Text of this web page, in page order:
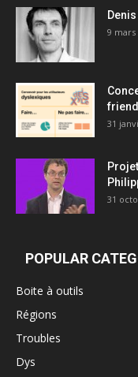
9 mars
31
31
POPULAR
Boite à outils
Régions
Troubles
Dys